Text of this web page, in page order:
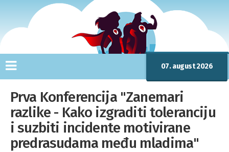
07. august 2026
Prva Konferencija "Zanemari
razlike - Kako izgraditi toleranciju
i suzbiti incidente motivirane
predrasudama među mladima"